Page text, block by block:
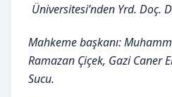
Üniversitesi’nden Yrd. Doç.
Mahkeme başkanı:
Ramazan Çiçek, Gazi Caner
Sucu.